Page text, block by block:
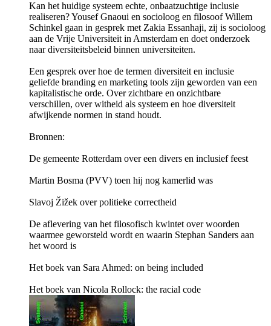
Kan het huidige systeem echte, onbaatzuchtige inclusie
realiseren? Yousef Gnaoui en socioloog en filosoof Willem
Schinkel gaan in gesprek met Zakia Essanhaji, zij is socioloog
aan de Vrije Universiteit in Amsterdam en doet onderzoek
naar diversiteitsbeleid binnen universiteiten.
Een gesprek over hoe de termen diversiteit en inclusie
geliefde branding en marketing tools zijn geworden van een
kapitalistische orde. Over zichtbare en onzichtbare
verschillen, over witheid als systeem en hoe diversiteit
afwijkende normen in stand houdt.
Bronnen:
De gemeente Rotterdam over een divers en inclusief feest
Martin Bosma (PVV) toen hij nog kamerlid was
Slavoj Žižek over politieke correctheid
De aflevering van het filosofisch kwintet over woorden
waarmee geworsteld wordt en waarin Stephan Sanders aan
het woord is
Het boek van Sara Ahmed: on being included
Het boek van Nicola Rollock: the racial code